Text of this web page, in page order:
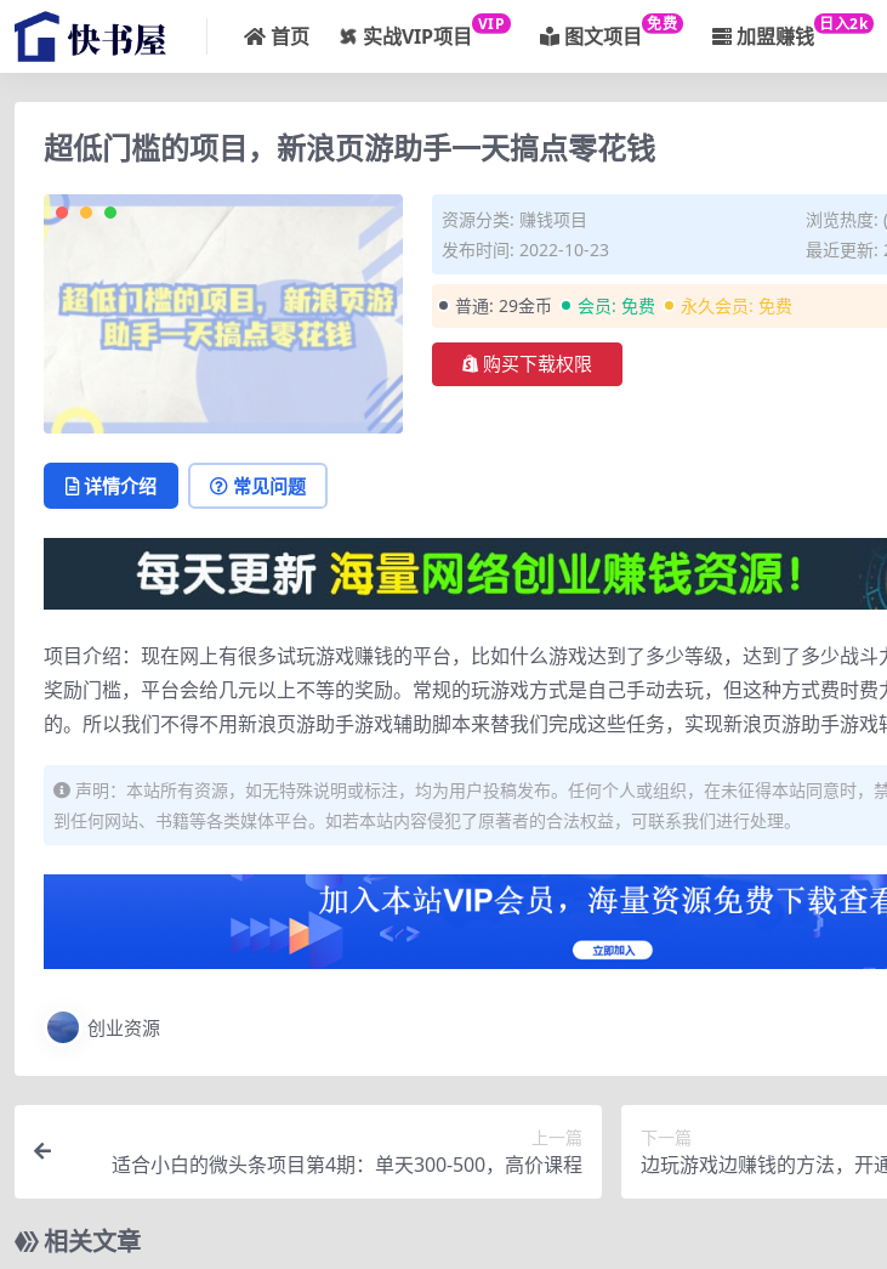
首页 实战VIP项目 VIP 图文项目 免费 加盟赚钱 日入2k
超低门槛的项目，新浪页游助手一天搞点零花钱
资源分类: 赚钱项目
浏览热度:
发布时间: 2022-10-23
最近更新:
普通: 29金币 会员: 免费 永久会员: 免费
购买下载权限
详情介绍 常见问题
项目介绍：现在网上有很多试玩游戏赚钱的平台，比如什么游戏达到了多少等级，达到了多少战
奖励门槛，平台会给几元以上不等的奖励。常规的玩游戏方式是自己手动去玩，但这种方式费时
的。所以我们不得不用新浪页游助手游戏辅助脚本来替我们完成这些任务，实现新浪页游助手游戏
声明：本站所有资源，如无特殊说明或标注，均为用户投稿发布。任何个人或组织，在未征得本站同意时，
到任何网站、书籍等各类媒体平台。如若本站内容侵犯了原著者的合法权益，可联系我们进行处理。
创业资源
上一篇
适合小白的微头条项目第4期：单天300-500，高价课程
下一篇
边玩游戏边赚钱的方法，开
道, 轻松月入6000美元
相关文章